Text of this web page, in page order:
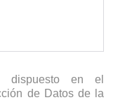
dispuesto en el
de Datos de la